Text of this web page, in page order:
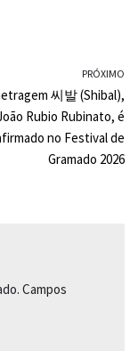
PRÓXIMO
씨발 (Shibal),
Rubio Rubinato, é
no Festival de
Gramado 2026
Campos